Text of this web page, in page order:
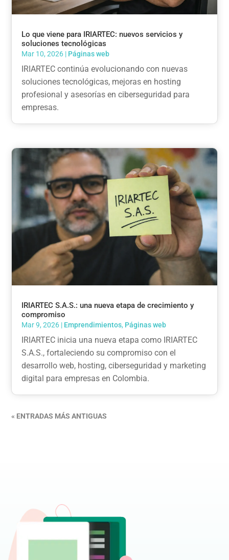
Lo que viene para IRIARTEC: nuevos servicios y
soluciones tecnológicas
Mar 10, 2026 | Páginas web
IRIARTEC continúa evolucionando con nuevas
soluciones tecnológicas, mejoras en hosting
profesional y asesorías en ciberseguridad para
empresas.
IRIARTEC S.A.S.: una nueva etapa de crecimiento y
compromiso
Mar 9, 2026 | Emprendimientos, Páginas web
IRIARTEC inicia una nueva etapa como IRIARTEC
S.A.S., fortaleciendo su compromiso con el
desarrollo web, hosting, ciberseguridad y marketing
digital para empresas en Colombia.
« ENTRADAS MÁS ANTIGUAS